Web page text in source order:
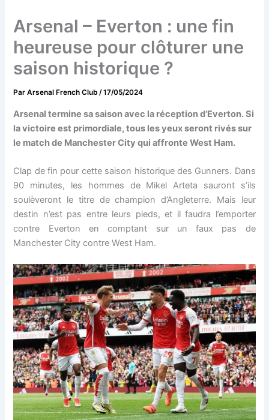
Arsenal – Everton : une fin
heureuse pour clôturer une
saison historique ?
ParArsenal French Club/17/05/2024
Arsenal termine sa saison avec la réception d’Everton. Si
la victoire est primordiale, tous les yeux seront rivés sur
le match de Manchester City qui affronte West Ham.
Clap de fin pour cette saison historique des Gunners. Dans
90 minutes, les hommes de Mikel Arteta sauront s’ils
soulèveront le titre de champion d’Angleterre. Mais leur
destin n’est pas entre leurs pieds, et il faudra l’emporter
contre Everton en comptant sur un faux pas de
Manchester City contre West Ham.